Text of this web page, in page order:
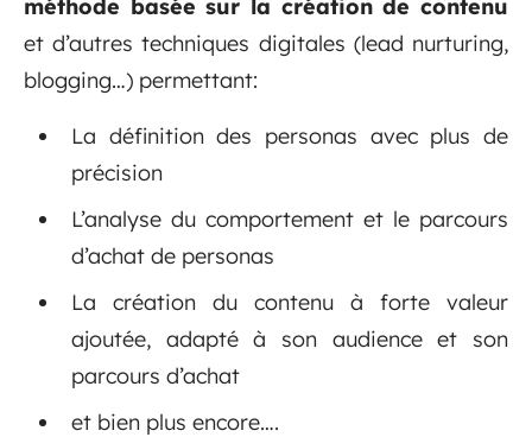
méthode basée sur la création de contenu
et d’autres techniques digitales (lead nurturing,
blogging…) permettant:
La définition des personas avec plus de
précision
L’analyse du comportement et le parcours
d’achat de personas
La création du contenu à forte valeur
ajoutée, adapté à son audience et son
parcours d’achat
et bien plus encore….